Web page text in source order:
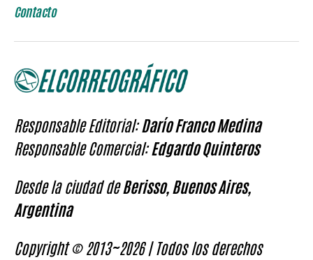
Contacto
Responsable Editorial:Darío Franco Medina
Responsable Comercial:Edgardo Quinteros
Desde la ciudad deBerisso, Buenos Aires,
Argentina
Copyright © 2013~2026 | Todos los derechos